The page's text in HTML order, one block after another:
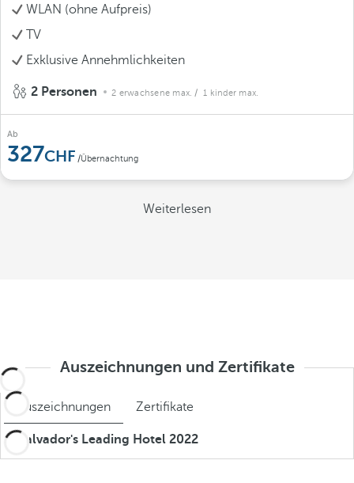
WLAN (ohne Aufpreis)
TV
Exklusive Annehmlichkeiten
2 Personen 2 erwachsene max. / 1 kinder max.
Ab
327 /Übernachtung
Weiterlesen
Auszeichnungen und Zertifikate
Auszeichnungen Zertifikate
El Salvador's Leading Hotel 2022